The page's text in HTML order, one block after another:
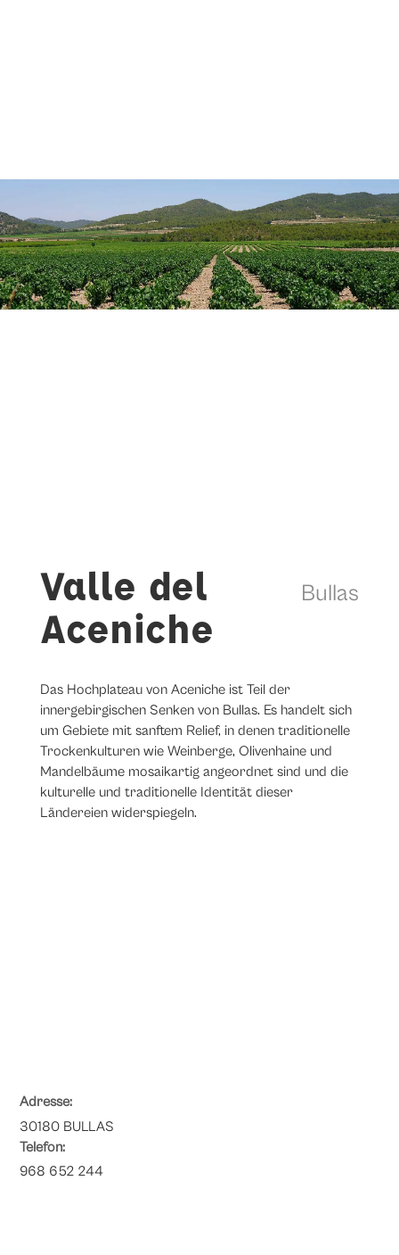
Valle del
Aceniche
Bullas
Das Hochplateau von Aceniche ist Teil der
innergebirgischen Senken von Bullas. Es handelt sich
um Gebiete mit sanftem Relief, in denen traditionelle
Trockenkulturen wie Weinberge, Olivenhaine und
Mandelbäume mosaikartig angeordnet sind und die
kulturelle und traditionelle Identität dieser
Ländereien widerspiegeln.
Adresse:
30180 BULLAS
Telefon:
968 652 244